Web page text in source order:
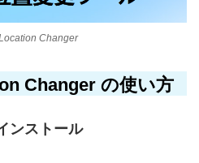
Changer
Changer の使い方
ンストール